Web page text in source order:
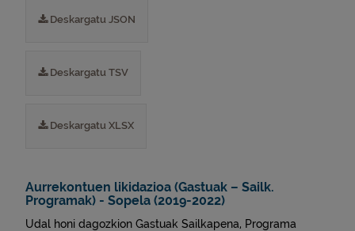
Deskargatu JSON
Deskargatu TSV
Deskargatu XLSX
Aurrekontuen likidazioa (Gastuak – Sailk.
Programak) - Sopela (2019-2022)
Udal honi dagozkion Gastuak Sailkapena, Programa